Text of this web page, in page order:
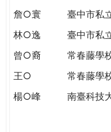
詹○寰
臺中市私
林○逸
臺中市私
曾○裔
常春藤學
王○
常春藤學
楊○峰
南臺科技